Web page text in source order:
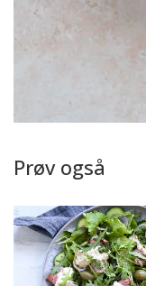
Prøv også